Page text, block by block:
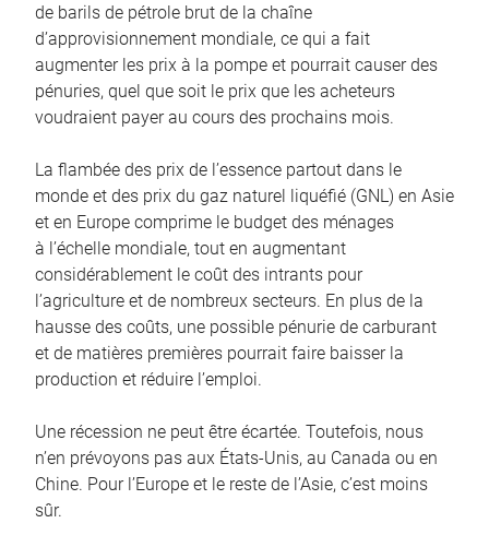
de barils de pétrole brut de la chaîne
d’approvisionnement mondiale, ce qui a fait
augmenter les prix à la pompe et pourrait causer des
pénuries, quel que soit le prix que les acheteurs
voudraient payer au cours des prochains mois.
La flambée des prix de l’essence partout dans le
monde et des prix du gaz naturel liquéfié (GNL) en Asie
et en Europe comprime le budget des ménages
à l’échelle mondiale, tout en augmentant
considérablement le coût des intrants pour
l’agriculture et de nombreux secteurs. En plus de la
hausse des coûts, une possible pénurie de carburant
et de matières premières pourrait faire baisser la
production et réduire l’emploi.
Une récession ne peut être écartée. Toutefois, nous
n’en prévoyons pas aux États‑Unis, au Canada ou en
Chine. Pour l’Europe et le reste de l’Asie, c’est moins
sûr.